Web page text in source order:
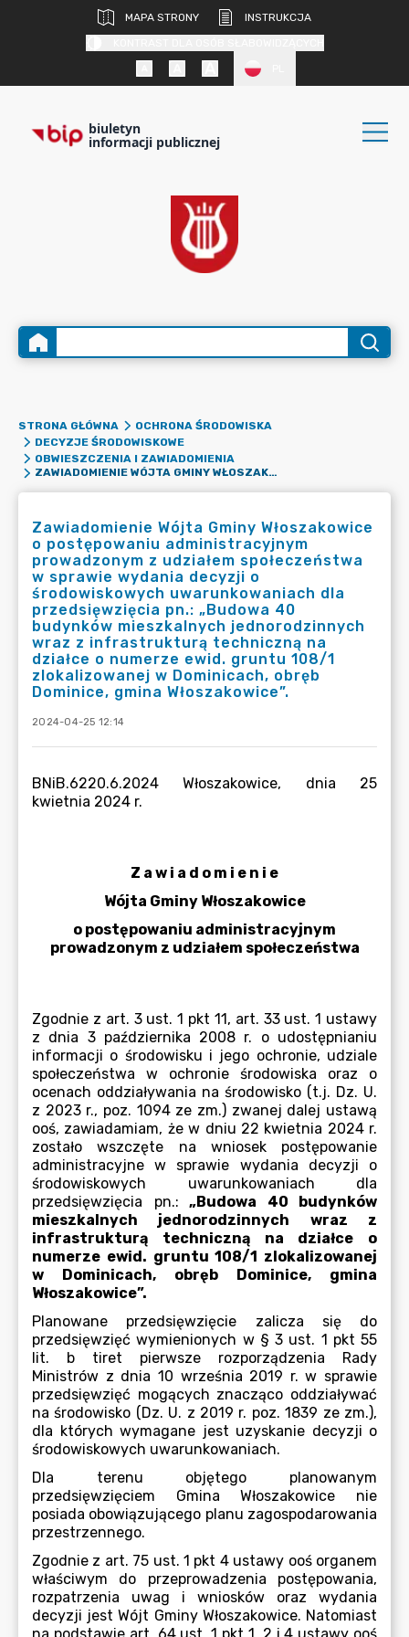
MAPA STRONY
INSTRUKCJA
biuletyn
informacji publicznej
STRONA GŁÓWNA
OCHRONA ŚRODOWISKA
DECYZJE ŚRODOWISKOWE
OBWIESZCZENIA I ZAWIADOMIENIA
ZAWIADOMIENIE WÓJTA GMINY WŁOSZAKOWICE O POSTĘPOWANIU ADMINISTRACYJNYM PROWADZONYM Z UDZIAŁEM SPOŁECZEŃSTWA W SPRAWIE WYDANIA DECYZJI O ŚRODOWISKOWYCH UWARUNKOWANIACH DLA PRZEDSIĘWZIĘCIA PN.: „BUDOWA 40 BUDYNKÓW MIESZKALNYCH JEDNORODZINNYCH WRAZ Z INFRASTRUKTURĄ TECHNICZNĄ NA DZIAŁCE O NUMERZE EWID. GRUNTU 108/1 ZLOKALIZOWANEJ W DOMINICACH, OBRĘB DOMINICE, GMINA WŁOSZAKOWICE”.
Zawiadomienie Wójta Gminy Włoszakowice
o postępowaniu administracyjnym
prowadzonym z udziałem społeczeństwa
w sprawie wydania decyzji o
środowiskowych uwarunkowaniach dla
przedsięwzięcia pn.: „Budowa 40
budynków mieszkalnych jednorodzinnych
wraz z infrastrukturą techniczną na
działce o numerze ewid. gruntu 108/1
zlokalizowanej w Dominicach, obręb
Dominice, gmina Włoszakowice”.
2024-04-25 12:14